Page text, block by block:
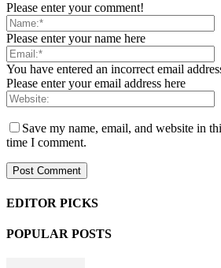
Please enter your comment!
Please enter your name here
You have entered an incorrect email
Please enter your email address here
Save my name, email, and website in
time I comment.
EDITOR PICKS
POPULAR POSTS